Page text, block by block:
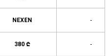
NEXEN -
380 ₾ -